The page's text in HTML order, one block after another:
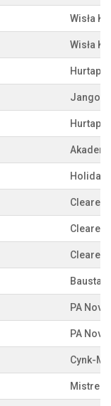
Wisła
Wisła
Hurtap
Jango
Hurtap
Holiday
Clearex
Clearex
Clearex
Baustal
PA
PA
Cynk-